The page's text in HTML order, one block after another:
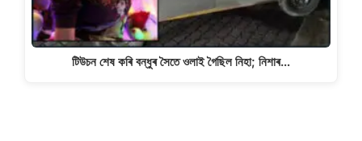
টিউচন শেষ কৰি বন্ধুৰ সৈতে ওলাই গৈছিল নিহা; নিশাৰ…